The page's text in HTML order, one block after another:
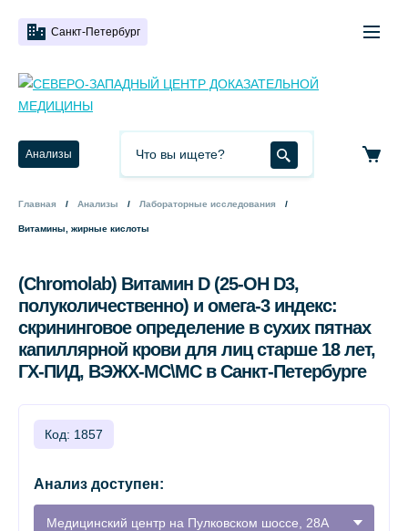
Санкт-Петербург
Анализы
Главная Анализы Лабораторные исследования
Витамины, жирные кислоты
(Chromolab) Витамин D (25-OH D3,
полуколичественно) и омега-3 индекс:
скрининговое определение в сухих пятнах
капиллярной крови для лиц старше 18 лет,
ГХ-ПИД, ВЭЖХ-МС\МС в Санкт-Петербурге
Код: 1857
Анализ доступен:
Медицинский центр на Пулковском шоссе, 28А